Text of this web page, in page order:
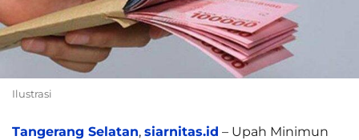
Ilustrasi
Tangerang Selatan, siarnitas.id – Upah Minimun